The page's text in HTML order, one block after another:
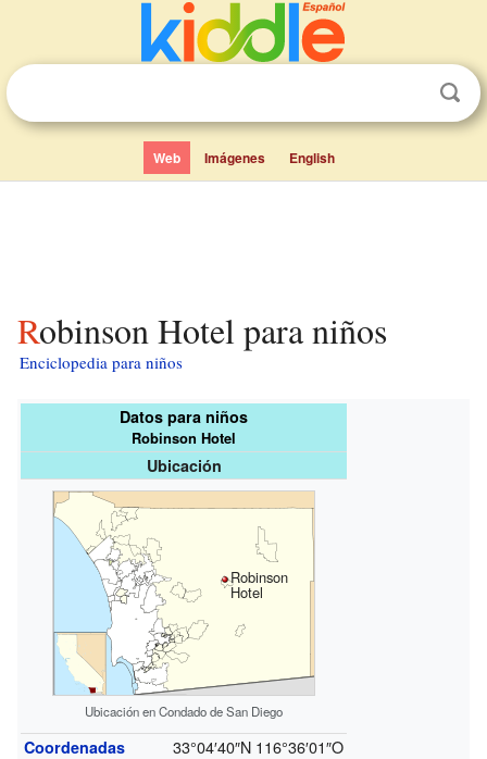
Web Imágenes English
Robinson Hotel para niños
Enciclopedia para niños
Datos para niños
Robinson Hotel
Ubicación
Robinson
Hotel
Ubicación en Condado de San Diego
Coordenadas 33°04′40″N 116°36′01″O